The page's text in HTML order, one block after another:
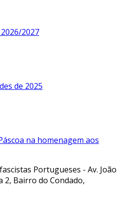
2027
de 2025
na homenagem aos
Portugueses - Av. João
2, Bairro do Condado,